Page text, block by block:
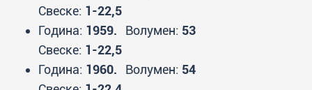
Свеске: 1-22,5
Година: 1959. Волумен: 53
Свеске: 1-22,5
Година: 1960. Волумен: 54